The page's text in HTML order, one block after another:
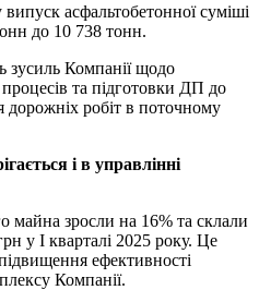
асфальтобетонної суміші
до 10 738 тонн.
зусиль Компанії щодо
та підготовки ДП до
робіт в поточному
і в управлінні
майна зросли на 16% та склали
у І кварталі 2025 року. Це
ефективності
Компанії.